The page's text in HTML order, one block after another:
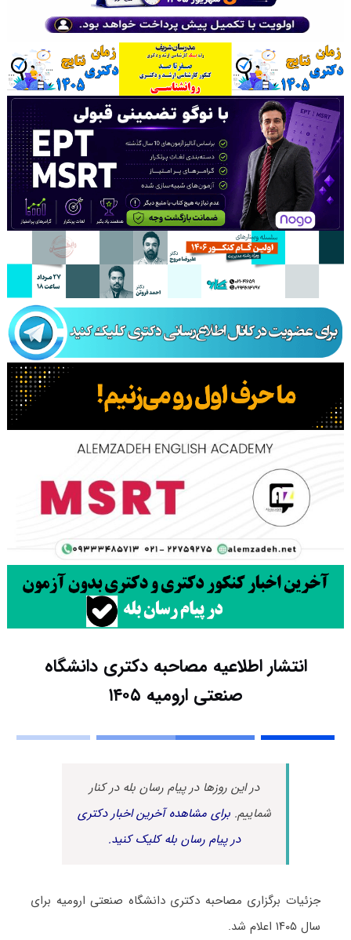
انتشار اطلاعیه مصاحبه دکتری دانشگاه
صنعتی ارومیه ۱۴۰۵
در این روزها در پیام رسان بله در کنار
شماییم.برای مشاهده آخرین اخبار دکتری
در پیام رسان بله کلیک کنید.
جزئیات برگزاری مصاحبه دکتری دانشگاه صنعتی ارومیه برای
سال ۱۴۰۵ اعلام شد.